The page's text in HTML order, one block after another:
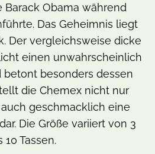
Barack Obama während
Das Geheimnis liegt
Der vergleichsweise dicke
einen unwahrscheinlich
betont besonders dessen
die Chemex nicht nur
geschmacklich eine
Die Größe variiert von 3
10 Tassen.